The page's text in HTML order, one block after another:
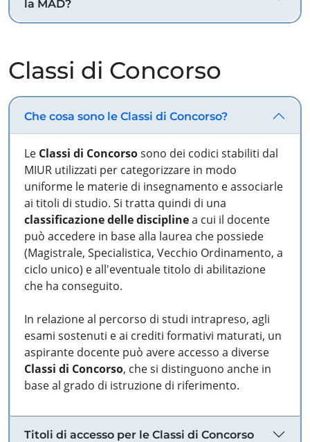
la MAD?
Classi di Concorso
Che cosa sono le Classi di Concorso?
Le Classi di Concorsosono dei codici stabiliti dal
MIUR utilizzati per categorizzare in modo
uniforme le materie di insegnamento e associarle
ai titoli di studio. Si tratta quindi di una
classificazione delle disciplinea cui il docente
può accedere in base alla laurea che possiede
(Magistrale, Specialistica, Vecchio Ordinamento, a
ciclo unico) e all'eventuale titolo di abilitazione
che ha conseguito.
In relazione al percorso di studi intrapreso, agli
esami sostenuti e ai crediti formativi maturati, un
aspirante docente può avere accesso a diverse
Classi di Concorso, che si distinguono anche in
base al grado di istruzione di riferimento.
Titoli di accesso per le Classi di Concorso